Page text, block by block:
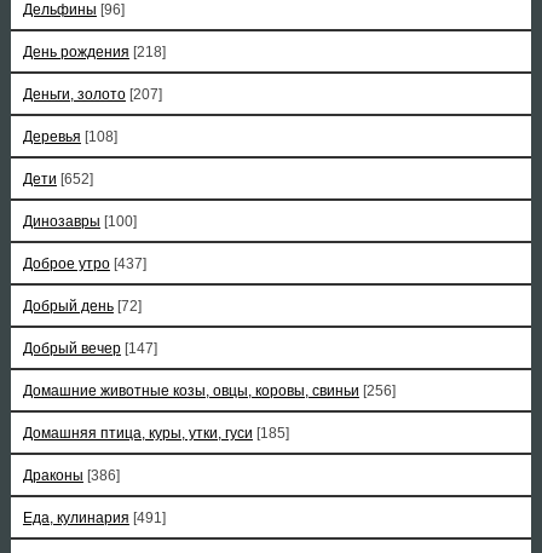
Дельфины [96]
День рождения [218]
Деньги, золото [207]
Деревья [108]
Дети [652]
Динозавры [100]
Доброе утро [437]
Добрый день [72]
Добрый вечер [147]
Домашние животные козы, овцы, коровы, свиньи [256]
Домашняя птица, куры, утки, гуси [185]
Драконы [386]
Еда, кулинария [491]